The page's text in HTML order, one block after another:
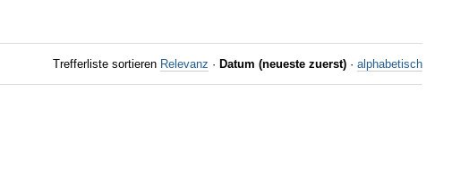
Trefferliste sortieren Relevanz · Datum (neueste zuerst) · alphabetisch